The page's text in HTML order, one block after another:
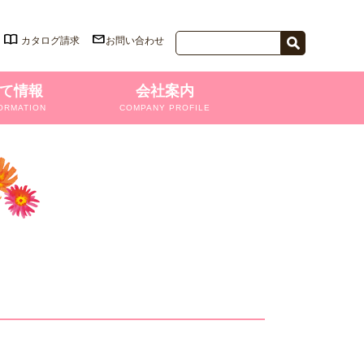
カタログ請求 お問い合わせ
情報 会社案内
COMPANY PROFILE